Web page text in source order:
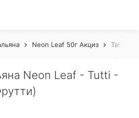
Neon Leaf 50г Акциз Табак
Neon Leaf - Tutti -